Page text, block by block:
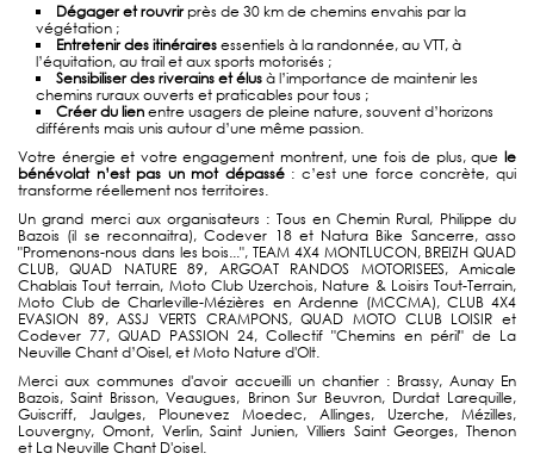
Dégager et rouvrirprès de 30 km de chemins envahis par la
végétation ;
Entretenir des itinérairesessentiels à la randonnée, au VTT, à
l’équitation, au trail et aux sports motorisés ;
Sensibiliser des riverains et élusà l’importance de maintenir les
chemins ruraux ouverts et praticables pour tous ;
Créer du lienentre usagers de pleine nature, souvent d’horizons
différents mais unis autour d’une même passion.
Votre énergie et votre engagement montrent, une fois de plus, que le
bénévolat n’est pas un mot dépassé: c’est une force concrète, qui
transforme réellement nos territoires.
Un grand merci aux organisateurs : Tous en Chemin Rural, Philippe du
Bazois (il se reconnaitra), Codever 18 et Natura Bike Sancerre, asso
"Promenons-nous dans les bois...", TEAM 4X4 MONTLUCON, BREIZH QUAD
CLUB, QUAD NATURE 89, ARGOAT RANDOS MOTORISEES, Amicale
Chablais Tout terrain, Moto Club Uzerchois, Nature & Loisirs Tout-Terrain,
Moto Club de Charleville-Mézières en Ardenne (MCCMA), CLUB 4X4
EVASION 89, ASSJ VERTS CRAMPONS, QUAD MOTO CLUB LOISIR et
Codever 77, QUAD PASSION 24, Collectif "Chemins en péril" de La
Neuville Chant d’Oisel, et Moto Nature d'Olt.
Merci aux communes d'avoir accueilli un chantier : Brassy, Aunay En
Bazois, Saint Brisson, Veaugues, Brinon Sur Beuvron, Durdat Larequille,
Guiscriff, Jaulges, Plounevez Moedec, Allinges, Uzerche, Mézilles,
Louvergny, Omont, Verlin, Saint Junien, Villiers Saint Georges, Thenon
et La Neuville Chant D'oisel.